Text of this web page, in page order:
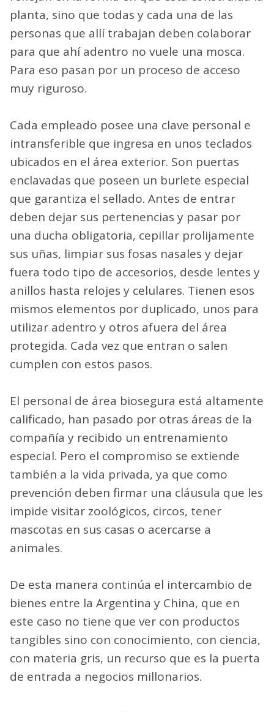
planta, sino que todas y cada una de las
personas que allí trabajan deben colaborar
para que ahí adentro no vuele una mosca.
Para eso pasan por un proceso de acceso
muy riguroso.
Cada empleado posee una clave personal e
intransferible que ingresa en unos teclados
ubicados en el área exterior. Son puertas
enclavadas que poseen un burlete especial
que garantiza el sellado. Antes de entrar
deben dejar sus pertenencias y pasar por
una ducha obligatoria, cepillar prolijamente
sus uñas, limpiar sus fosas nasales y dejar
fuera todo tipo de accesorios, desde lentes y
anillos hasta relojes y celulares. Tienen esos
mismos elementos por duplicado, unos para
utilizar adentro y otros afuera del área
protegida. Cada vez que entran o salen
cumplen con estos pasos.
El personal de área biosegura está altamente
calificado, han pasado por otras áreas de la
compañía y recibido un entrenamiento
especial. Pero el compromiso se extiende
también a la vida privada, ya que como
prevención deben firmar una cláusula que les
impide visitar zoológicos, circos, tener
mascotas en sus casas o acercarse a
animales.
De esta manera continúa el intercambio de
bienes entre la Argentina y China, que en
este caso no tiene que ver con productos
tangibles sino con conocimiento, con ciencia,
con materia gris, un recurso que es la puerta
de entrada a negocios millonarios.